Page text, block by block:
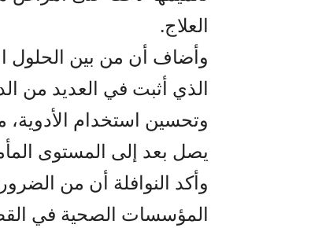
العلاج.
وأضاف أن من بين الحلول
الذي أثبت في العديد من
وتحسين استخدام الأدوية،
يصل بعد إلى المستوى
وأكد النوافلة أن من
المؤسسات الصحية في